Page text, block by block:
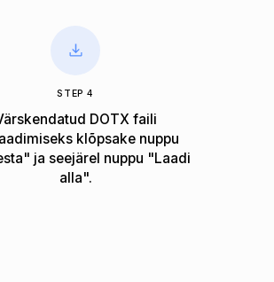
STEP 4
DOTX faili
klõpsake nuppu
ja seejärel nuppu "Laadi
alla".